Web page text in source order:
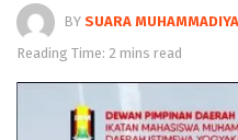
BY SUARA
Reading Time: 2 mins read